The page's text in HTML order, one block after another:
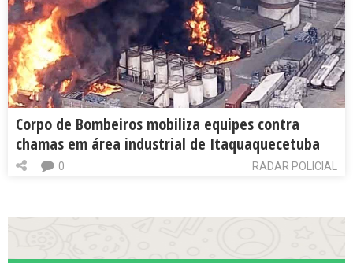
Corpo de Bombeiros mobiliza equipes contra
chamas em área industrial de Itaquaquecetuba
RADAR POLICIAL
0